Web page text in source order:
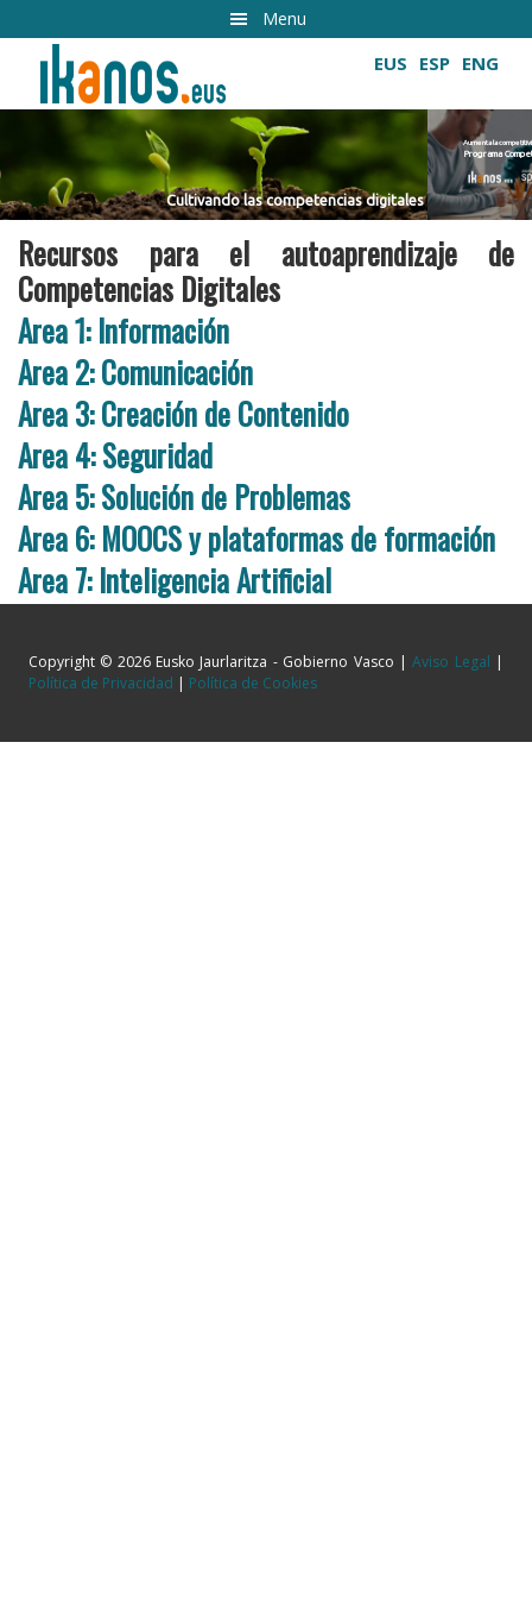
al
contenido
principal
Menu
EUS ESP ENG
Cultivando las competencias digitales
Aumenta la competitividad de tu empresa
Programa Competencias Digitales
Cultivando las competencias digitales
Recursos para el autoaprendizaje de
Competencias Digitales
Area 1: Información
Area 2: Comunicación
Area 3: Creación de Contenido
Area 4: Seguridad
Area 5: Solución de Problemas
Area 6: MOOCS y plataformas de formación
Area 7: Inteligencia Artificial
Copyright © 2026 Eusko Jaurlaritza - Gobierno Vasco |Aviso Legal |
Política de Privacidad | Política de Cookies